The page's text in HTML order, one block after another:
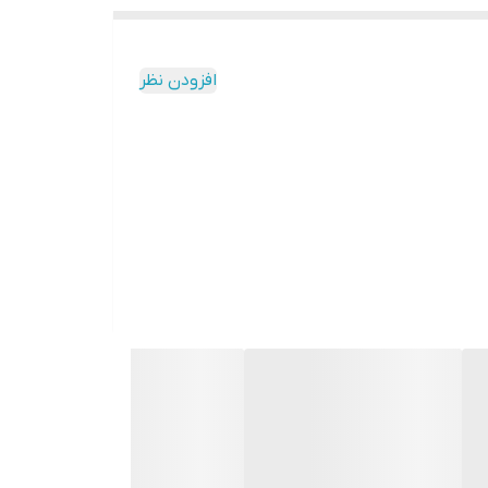
افزودن نظر